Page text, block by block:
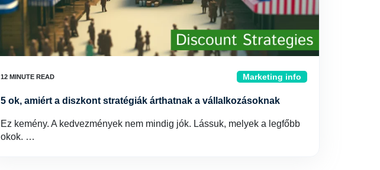
Marketing info
5 ok, amiért a diszkont stratégiák árthatnak a vállalkozásoknak
Ez kemény. A kedvezmények nem mindig jók. Lássuk, melyek a legfőbb
okok. …